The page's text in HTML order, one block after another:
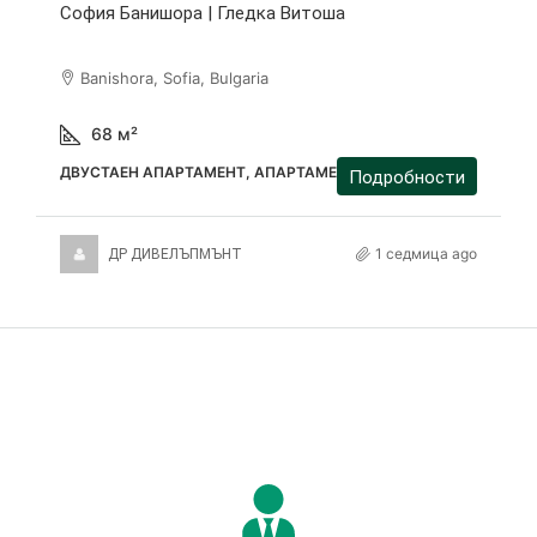
София Банишора | Гледка Витоша
Banishora, Sofia, Bulgaria
68 м²
ДВУСТАЕН АПАРТАМЕНТ, АПАРТАМЕНТПодробности
ДР ДИВЕЛЪПМЪНТ 1 седмица ago